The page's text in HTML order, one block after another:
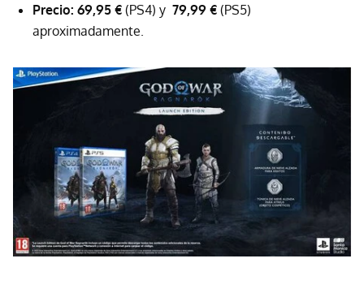
Precio: 69,95 € (PS4) y 79,99 € (PS5)
aproximadamente.